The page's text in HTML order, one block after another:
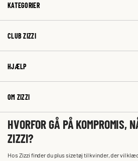
KATEGORIER
CLUB ZIZZI
HJÆLP
OM ZIZZI
HVORFOR GÅ PÅ KOMPROMIS,
ZIZZI?
Hos Zizzi finder du plus size tøj til kvinder, der vil